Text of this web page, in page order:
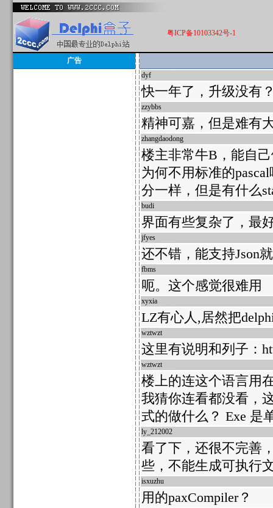
粤ICP备10103342号-1
广告
dyf
快一年了，升级没有
zzybbs
精神可嘉，但是难有
zhangdaodong
楼主非常牛B，能自
为何不用标准的
分一样，但是有什么
budi
界面有些复杂了，最
jfyes
还不错，能支持Json
fbms
呃。这个感觉很难用
xyxia
LZ有心人,居然把
wztwzt
这里有说明和列子：
wztwzt
楼上的连这个语言用
我猜你连看都没看，
式的做什么？ Exe 是
ly_212002
看了下，还很不完善
些，不能生成可执行
isxuzhu
用的paxCompiler？